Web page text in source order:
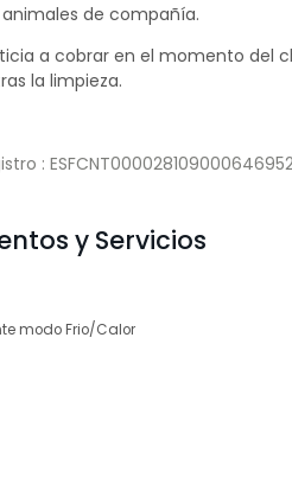
de compañía.
a cobrar en el momento del
la limpieza.
:
y Servicios
modo Frio/Calor